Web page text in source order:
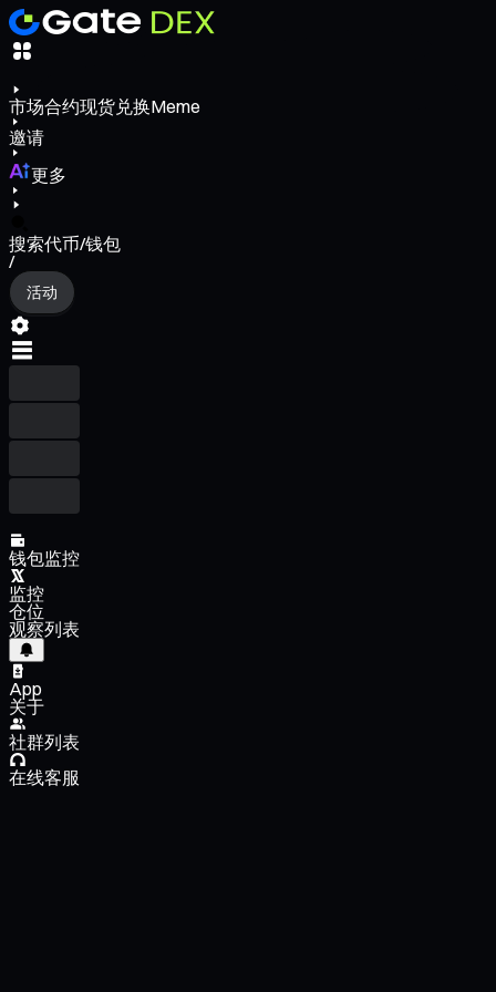
市场合约现货兑换Meme
邀请
更多
搜索代币/钱包
/
活动
钱包监控
监控
仓位
观察列表
App
关于
社群列表
在线客服